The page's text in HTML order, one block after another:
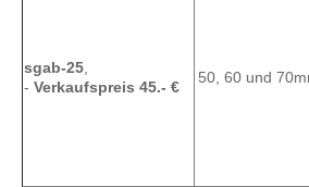
sgab-25,
- Verkaufspreis 45.- €
50, 60 und